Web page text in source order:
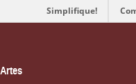
Simplifique!